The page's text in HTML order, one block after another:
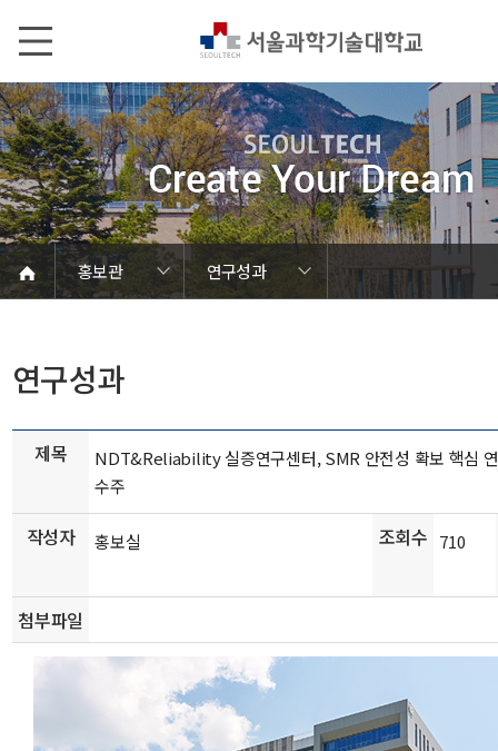
홍보관
연구성과
서울과기대 소개
열린총장실
대학현황
대학조직
대학상징
홍보관
캠퍼스 안내
학칙 및 규정
홍보관
대학뉴스
연구성과
발전기금/동문
Global
언론에서 본 SEOULTECH
보도자료
브로슈어
학내행사
동영상자료
사진자료
음악자료
연구성과
제목
NDT&Reliability 실증연구센터, SMR 안전성 확보 핵심
수주
작성자 홍보실 조회수 710
첨부파일